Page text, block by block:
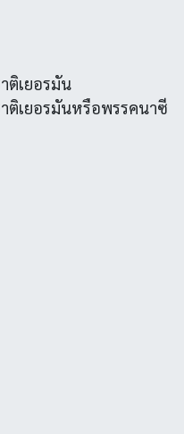
ติเยอรมัน
ติเยอรมันหรือพรรคนาซี